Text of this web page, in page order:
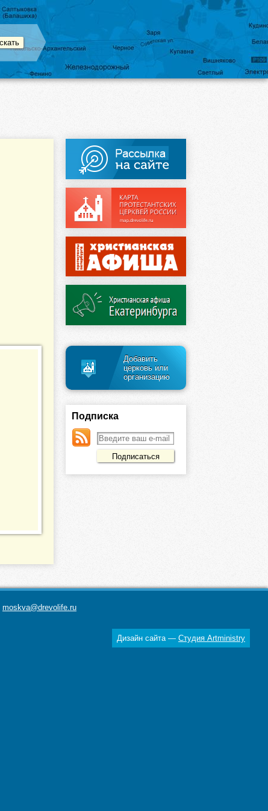
Добавить
церковь или
организацию
Подписка
moskva@drevolife.ru
Дизайн сайта — Студия Artministry